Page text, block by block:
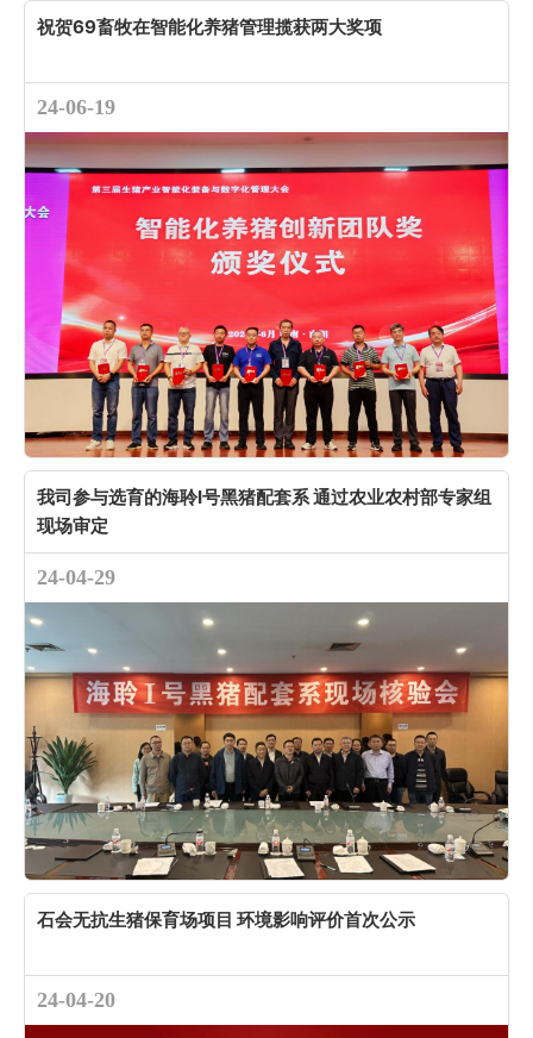
祝贺69畜牧在智能化养猪管理揽获两大奖项
24-06-19
我司参与选育的海聆Ι号黑猪配套系 通过农业农村部专家组
现场审定
24-04-29
石会无抗生猪保育场项目 环境影响评价首次公示
24-04-20